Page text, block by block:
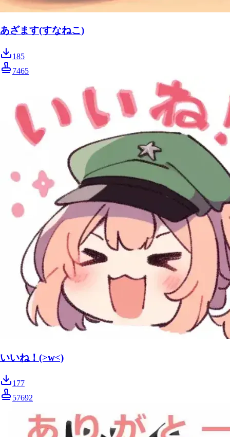
あざます(すなねこ)
185
7465
いいね！(>w<)
177
57692